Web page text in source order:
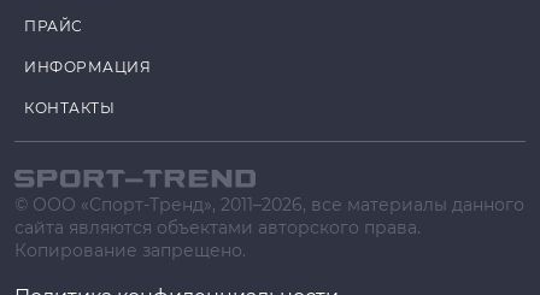
ПРАЙС
ИНФОРМАЦИЯ
КОНТАКТЫ
© ООО «Спорт-Тренд», 2011–2026, все материалы данного
сайта являются объектами авторского права.
Копирование запрещено.